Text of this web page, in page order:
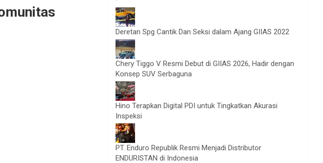
Deretan Spg Cantik Dan Seksi dalam Ajang GIIAS 2022
Chery Tiggo V Resmi Debut di GIIAS 2026, Hadir dengan
Konsep SUV Serbaguna
Hino Terapkan Digital PDI untuk Tingkatkan Akurasi
Inspeksi
PT. Enduro Republik Resmi Menjadi Distributor
ENDURISTAN di Indonesia